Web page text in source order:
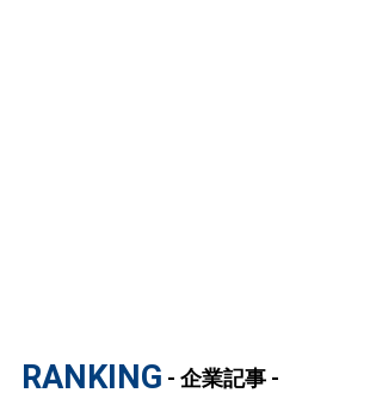
RANKING - 企業記事 -